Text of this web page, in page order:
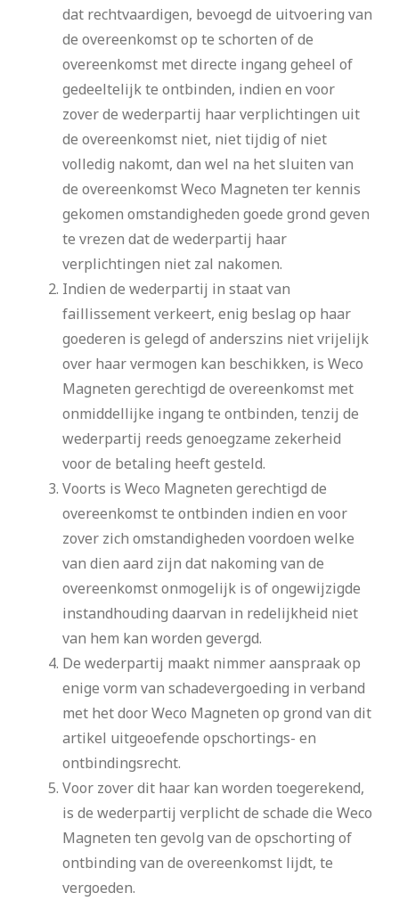
dat rechtvaardigen, bevoegd de uitvoering van
de overeenkomst op te schorten of de
overeenkomst met directe ingang geheel of
gedeeltelijk te ontbinden, indien en voor
zover de wederpartij haar verplichtingen uit
de overeenkomst niet, niet tijdig of niet
volledig nakomt, dan wel na het sluiten van
de overeenkomst Weco Magneten ter kennis
gekomen omstandigheden goede grond geven
te vrezen dat de wederpartij haar
verplichtingen niet zal nakomen.
Indien de wederpartij in staat van
faillissement verkeert, enig beslag op haar
goederen is gelegd of anderszins niet vrijelijk
over haar vermogen kan beschikken, is Weco
Magneten gerechtigd de overeenkomst met
onmiddellijke ingang te ontbinden, tenzij de
wederpartij reeds genoegzame zekerheid
voor de betaling heeft gesteld.
Voorts is Weco Magneten gerechtigd de
overeenkomst te ontbinden indien en voor
zover zich omstandigheden voordoen welke
van dien aard zijn dat nakoming van de
overeenkomst onmogelijk is of ongewijzigde
instandhouding daarvan in redelijkheid niet
van hem kan worden gevergd.
De wederpartij maakt nimmer aanspraak op
enige vorm van schadevergoeding in verband
met het door Weco Magneten op grond van dit
artikel uitgeoefende opschortings- en
ontbindingsrecht.
Voor zover dit haar kan worden toegerekend,
is de wederpartij verplicht de schade die Weco
Magneten ten gevolg van de opschorting of
ontbinding van de overeenkomst lijdt, te
vergoeden.